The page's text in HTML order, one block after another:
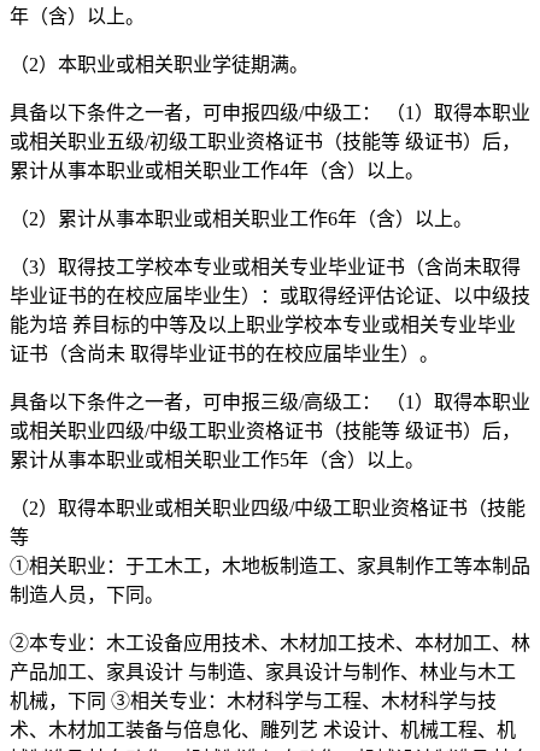
年（含）以上。
（2）本职业或相关职业学徒期满。
具备以下条件之一者，可申报四级/中级工： （1）取得本职业
或相关职业五级/初级工职业资格证书（技能等 级证书）后，
累计从事本职业或相关职业工作4年（含）以上。
（2）累计从事本职业或相关职业工作6年（含）以上。
（3）取得技工学校本专业或相关专业毕业证书（含尚未取得
毕业证书的在校应届毕业生）：或取得经评估论证、以中级技
能为培 养目标的中等及以上职业学校本专业或相关专业毕业
证书（含尚未 取得毕业证书的在校应届毕业生）。
具备以下条件之一者，可申报三级/高级工： （1）取得本职业
或相关职业四级/中级工职业资格证书（技能等 级证书）后，
累计从事本职业或相关职业工作5年（含）以上。
（2）取得本职业或相关职业四级/中级工职业资格证书（技能
等
①相关职业：于工木工，木地板制造工、家具制作工等本制品
制造人员，下同。
②本专业：木工设备应用技术、木材加工技术、本材加工、林
产品加工、家具设计 与制造、家具设计与制作、林业与木工
机械，下同 ③相关专业：木材科学与工程、木材科学与技
术、木材加工装备与倍息化、雕列艺 术设计、机械工程、机